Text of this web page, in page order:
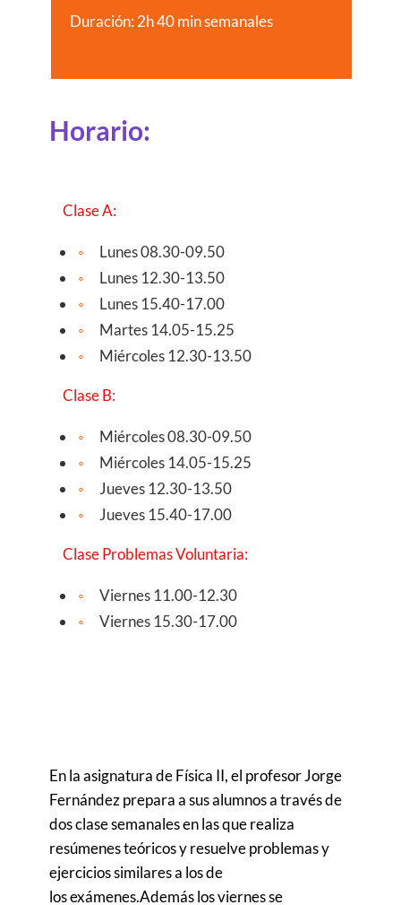
Duración: 2h 40 min semanales
Horario:
Clase A:
Lunes 08.30-09.50
Lunes 12.30-13.50
Lunes 15.40-17.00
Martes 14.05-15.25
Miércoles 12.30-13.50
Clase B:
Miércoles 08.30-09.50
Miércoles 14.05-15.25
Jueves 12.30-13.50
Jueves 15.40-17.00
Clase Problemas Voluntaria:
Viernes 11.00-12.30
Viernes 15.30-17.00
En la asignatura de Física II, el profesor Jorge
Fernández prepara a sus alumnos a través de
dos clase semanales en las que realiza
resúmenes teóricos y resuelve problemas y
ejercicios similares a los de
los exámenes.Además los viernes se